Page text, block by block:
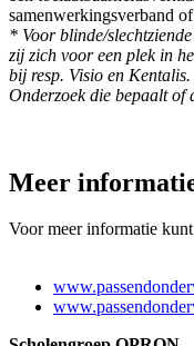
samenwerkingsverband
* Voor blinde/
zij zich voor een plek in
bij resp. Visio en
Onderzoek die bepaalt of
Meer
Voor meer informatie